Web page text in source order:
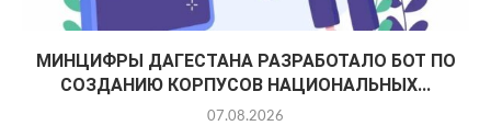
МИНЦИФРЫ ДАГЕСТАНА РАЗРАБОТАЛО БОТ ПО
СОЗДАНИЮ КОРПУСОВ НАЦИОНАЛЬНЫХ...
07.08.2026